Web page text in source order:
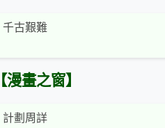
千古艱難
【漫畫之窗】
計劃周詳